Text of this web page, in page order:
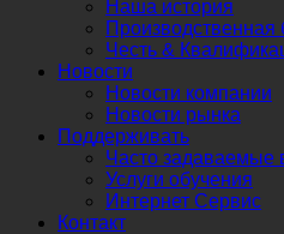
Наша история
Производственная
Честь &
Новости
Новости компании
Новости рынка
Поддерживать
Часто задаваемые
Услуги обучения
Интернет Сервис
Контакт